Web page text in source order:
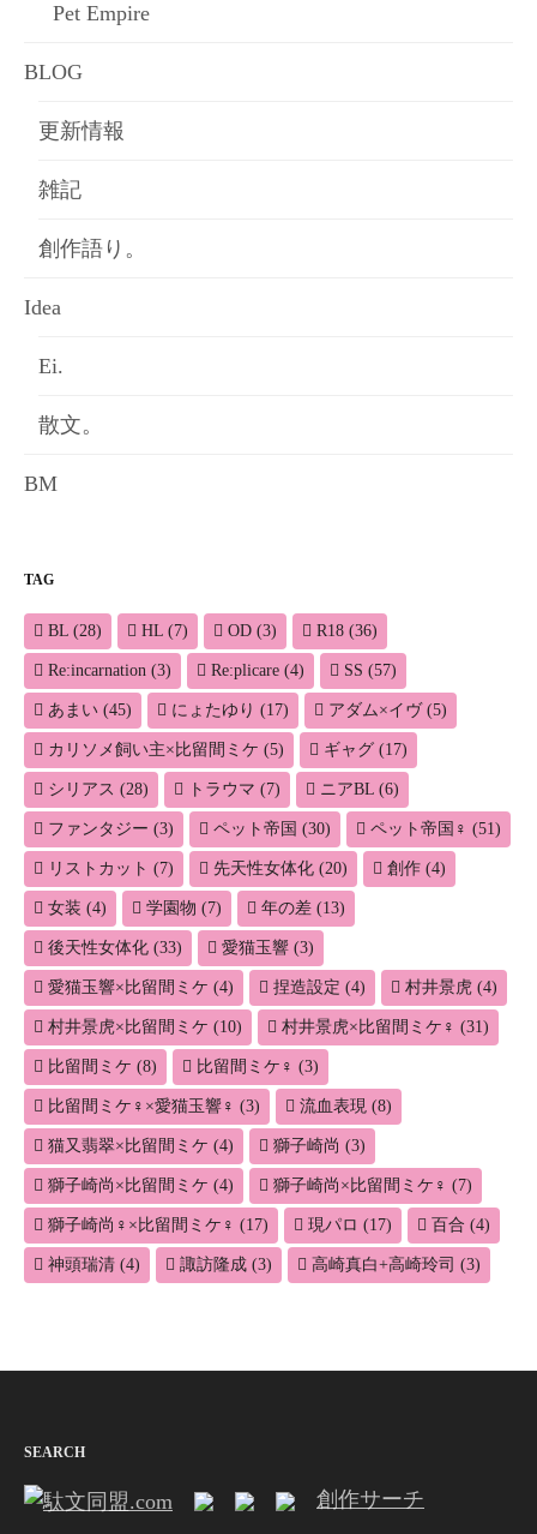
Pet Empire
BLOG
更新情報
雑記
創作語り。
Idea
Ei.
散文。
BM
TAG
BL (28) HL (7) OD (3) R18 (36)
Re:incarnation (3) Re:plicare (4) SS (57)
あまい (45) にょたゆり (17) アダム×イヴ(5)
カリソメ飼い主×比留間ミケ (5) ギャグ (17)
シリアス (28) トラウマ (7) ニアBL (6)
ファンタジー (3) ペット帝国 (30) ペット帝国♀ (51)
リストカット (7) 先天性女体化 (20) 創作 (4)
女装 (4) 学園物 (7) 年の差 (13)
後天性女体化 (33) 愛猫玉響 (3)
愛猫玉響×比留間ミケ (4) 捏造設定 (4) 村井景虎 (4)
村井景虎×比留間ミケ (10) 村井景虎×比留間ミケ♀ (31)
比留間ミケ (8) 比留間ミケ♀ (3)
比留間ミケ♀×愛猫玉響♀ (3) 流血表現 (8)
猫又翡翠×比留間ミケ (4) 獅子崎尚 (3)
獅子崎尚×比留間ミケ (4) 獅子崎尚×比留間ミケ♀ (7)
獅子崎尚♀×比留間ミケ♀ (17) 現パロ (17) 百合 (4)
神頭瑞清 (4) 諏訪隆成 (3) 高崎真白+高崎玲司 (3)
SEARCH
創作サーチ